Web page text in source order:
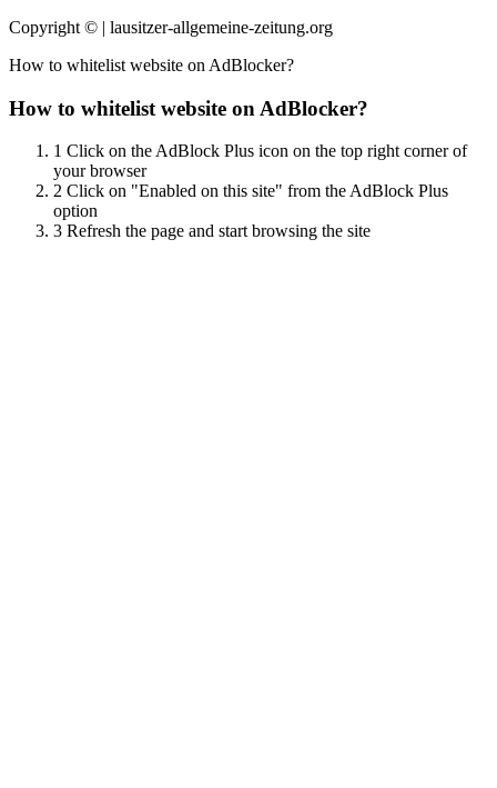
Copyright © | lausitzer-allgemeine-zeitung.org
How to whitelist website on AdBlocker?
How to whitelist website on AdBlocker?
1 Click on the AdBlock Plus icon on the top right corner of
your browser
2 Click on "Enabled on this site" from the AdBlock Plus
option
3 Refresh the page and start browsing the site